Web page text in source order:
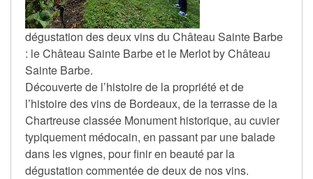
dégustation des deux vins du Château Sainte Barbe
: le Château Sainte Barbe et le Merlot by Château
Sainte Barbe.
Découverte de l’histoire de la propriété et de
l’histoire des vins de Bordeaux, de la terrasse de la
Chartreuse classée Monument historique, au cuvier
typiquement médocain, en passant par une balade
dans les vignes, pour finir en beauté par la
dégustation commentée de deux de nos vins.